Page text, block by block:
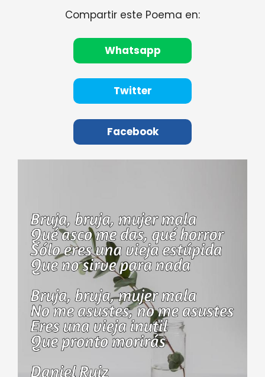
Compartir este Poema en:
Whatsapp
Twitter
Facebook